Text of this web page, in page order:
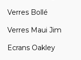
Verres Bollé
Verres Maui Jim
Ecrans Oakley